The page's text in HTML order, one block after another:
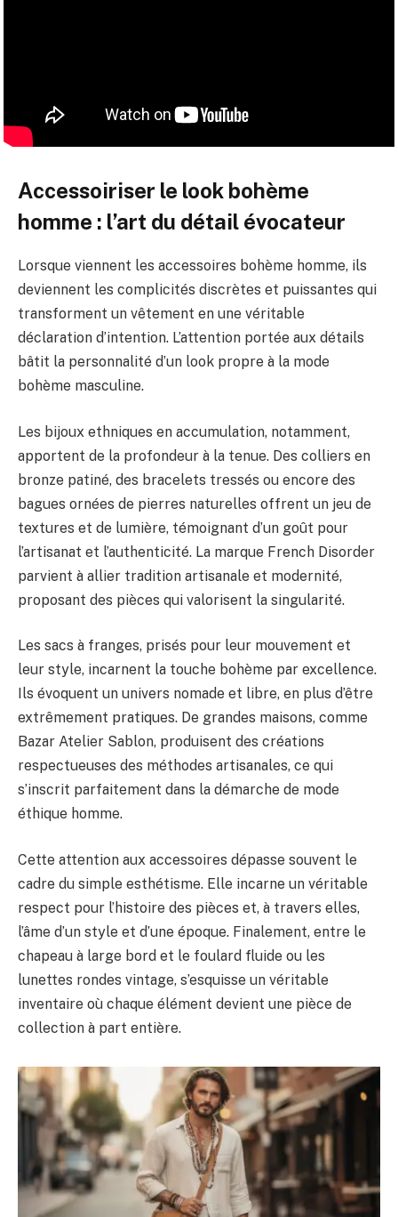
Accessoiriser le look bohème
homme : l’art du détail évocateur
Lorsque viennent les accessoires bohème homme, ils
deviennent les complicités discrètes et puissantes qui
transforment un vêtement en une véritable
déclaration d’intention. L’attention portée aux détails
bâtit la personnalité d’un look propre à la mode
bohème masculine.
Les bijoux ethniques en accumulation, notamment,
apportent de la profondeur à la tenue. Des colliers en
bronze patiné, des bracelets tressés ou encore des
bagues ornées de pierres naturelles offrent un jeu de
textures et de lumière, témoignant d’un goût pour
l’artisanat et l’authenticité. La marque French Disorder
parvient à allier tradition artisanale et modernité,
proposant des pièces qui valorisent la singularité.
Les sacs à franges, prisés pour leur mouvement et
leur style, incarnent la touche bohème par excellence.
Ils évoquent un univers nomade et libre, en plus d’être
extrêmement pratiques. De grandes maisons, comme
Bazar Atelier Sablon, produisent des créations
respectueuses des méthodes artisanales, ce qui
s’inscrit parfaitement dans la démarche de mode
éthique homme.
Cette attention aux accessoires dépasse souvent le
cadre du simple esthétisme. Elle incarne un véritable
respect pour l’histoire des pièces et, à travers elles,
l’âme d’un style et d’une époque. Finalement, entre le
chapeau à large bord et le foulard fluide ou les
lunettes rondes vintage, s’esquisse un véritable
inventaire où chaque élément devient une pièce de
collection à part entière.